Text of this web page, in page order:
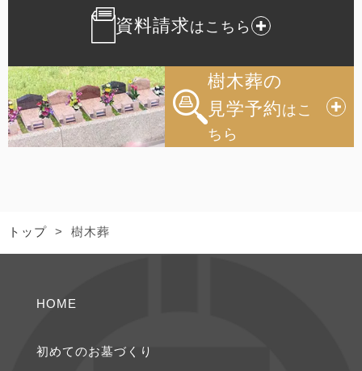
資料請求はこちら
樹木葬の
見学予約はこ
ちら
トップ > 樹木葬
HOME
初めてのお墓づくり